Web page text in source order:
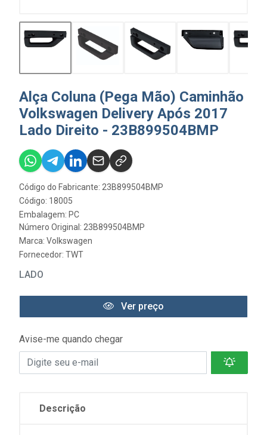
Alça Coluna (Pega Mão) Caminhão
Volkswagen Delivery Após 2017
Lado Direito - 23B899504BMP
Código do Fabricante: 23B899504BMP
Código: 18005
Embalagem: PC
Número Original: 23B899504BMP
Marca: Volkswagen
Fornecedor: TWT
LADO
Ver preço
Avise-me quando chegar
Descrição